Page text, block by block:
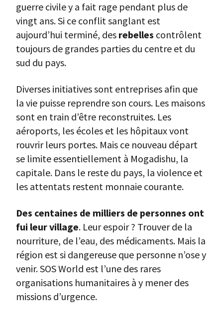
guerre civile y a fait rage pendant plus de
vingt ans. Si ce conflit sanglant est
aujourd’hui terminé, des rebelles contrôlent
toujours de grandes parties du centre et du
sud du pays.
Diverses initiatives sont entreprises afin que
la vie puisse reprendre son cours. Les maisons
sont en train d’être reconstruites. Les
aéroports, les écoles et les hôpitaux vont
rouvrir leurs portes. Mais ce nouveau départ
se limite essentiellement à Mogadishu, la
capitale. Dans le reste du pays, la violence et
les attentats restent monnaie courante.
Des centaines de milliers de personnes ont
fui leur village. Leur espoir ? Trouver de la
nourriture, de l’eau, des médicaments. Mais la
région est si dangereuse que personne n’ose y
venir. SOS World est l’une des rares
organisations humanitaires à y mener des
missions d’urgence.